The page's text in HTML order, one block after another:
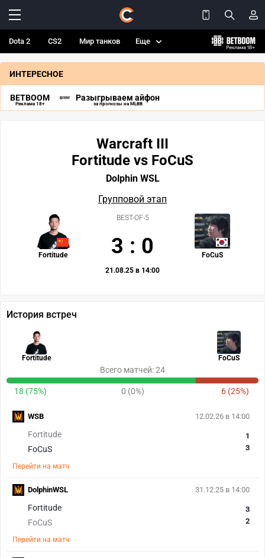
Dota 2 CS2 Мир танков Еще
ИНТЕРЕСНОЕ
BETBOOM
Реклама 18+
Разыгрываем айфон
за прогнозы на MLBB
Warcraft III
Fortitude vs FoCuS
Dolphin WSL
Групповой этап
Fortitude FoCuS
BEST-OF-5
3 : 0
21.08.25 в 14:00
История встреч
Fortitude FoCuS
Всего матчей: 24
18 (75%) 0 (0%) 6 (25%)
12.02.26 в 14:00
Fortitude
FoCuS
1
3
Перейти на матч
WSB
31.12.25 в 14:00
Fortitude
FoCuS
3
2
Перейти на матч
DolphinWSL